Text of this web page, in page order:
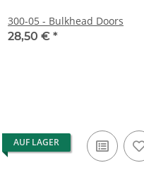
300-05 - Bulkhead Doors
28,50 € *
AUF LAGER